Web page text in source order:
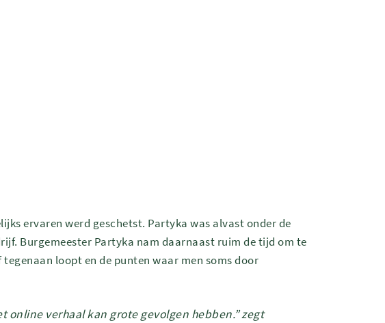
ervaren werd geschetst. Partyka was alvast onder de
Burgemeester Partyka nam daarnaast ruim de tijd om te
loopt en de punten waar men soms door
online verhaal kan grote gevolgen hebben.” zegt